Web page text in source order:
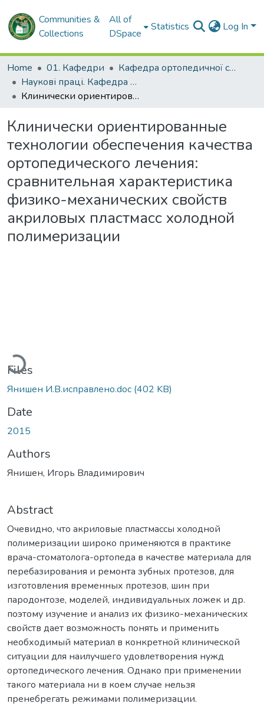
Communities &
Collections
All of
DSpace
Statistics Log In
Home 01. Кафедри
Кафедра ортопедичної стоматології
Наукові праці. Кафедра ортопедичної стоматології
Клинически ориентированные технологии обеспечения качества ортопедического лечения: сравнительная характеристика физико-механических свойств акриловых пластмасс холодной полимеризации
Клинически ориентированные
технологии обеспечения качества
ортопедического лечения:
сравнительная характеристика
физико-механических свойств
акриловых пластмасс холодной
полимеризации
Loading...
Files
Янишен И.В.исправлено.doc (402 KB)
Date
2015
Authors
Янишен, Игорь Владимирович
Abstract
Очевидно, что акриловые пластмассы холодной
полимеризации широко применяются в практике
врача-стоматолога-ортопеда в качестве материала для
перебазирования и ремонта зубных протезов, для
изготовления временных протезов, шин при
пародонтозе, моделей, индивидуальных ложек и др.
поэтому изучение и анализ их физико-механических
свойств дает возможность понять и применить
необходимый материал в конкретной клинической
ситуации для наилучшего удовлетворения нужд
ортопедического лечения. Однако при применении
такого материала ни в коем случае нельзя
пренебрегать режимами полимеризации.